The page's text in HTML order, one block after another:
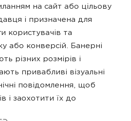
на сайт або цільову
і призначена для
користувачів та
або конверсій. Банерні
різних розмірів і
привабливі візуальні
повідомлення, щоб
і заохотити їх до